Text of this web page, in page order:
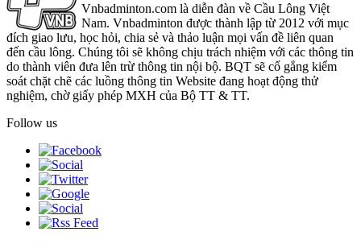
Vnbadminton.com là diễn đàn về Cầu Lông Việt
Nam. Vnbadminton được thành lập từ 2012 với mục
đích giao lưu, học hỏi, chia sẻ và thảo luận mọi vấn đề liên quan
đến cầu lông. Chúng tôi sẽ không chịu trách nhiệm với các thông tin
do thành viên đưa lên trừ thông tin nội bộ. BQT sẽ cố gắng kiểm
soát chặt chẽ các luồng thông tin Website đang hoạt động thử
nghiệm, chờ giấy phép MXH của Bộ TT & TT.
Follow us